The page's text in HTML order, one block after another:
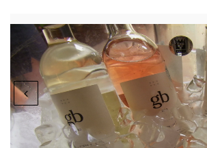
GLOBOTV
AFRIKA TUDÁSTÁR
A NAP SZÉPE